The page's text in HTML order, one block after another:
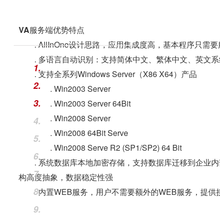
VA服务端优势特点
. AllInOne设计思路，应用集成度高，基本程序只需要
. 多语言自动识别：支持简体中文、繁体中文、英文
. 支持全系列Windows Server（X86 X64）产品
. Win2003 Server
. Win2003 Server 64Bit
. Win2008 Server
. Win2008 64Bit Serve
. Win2008 Serve R2 (SP1/SP2) 64 Bit
. 系统数据库本地加密存储，支持数据库迁移到企业
构高度抽象，数据稳定性强
. 内置WEB服务，用户不需要额外的WEB服务，提供
1.
2.
3.
4.
5.
6.
7.
8.
9.